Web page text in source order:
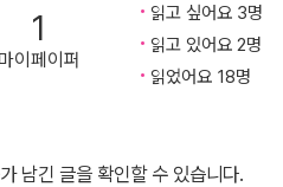
1
마이페이퍼
읽고 싶어요 3명
읽고 있어요 2명
읽었어요 18명
남긴 글을 확인할 수 있습니다.